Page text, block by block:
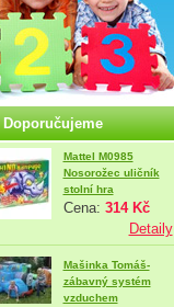
Doporučujeme
Mattel M0985
Nosorožec uličník
stolní hra
Cena: 314 Kč
Detaily
Mašinka Tomáš-
zábavný systém
vzduchem